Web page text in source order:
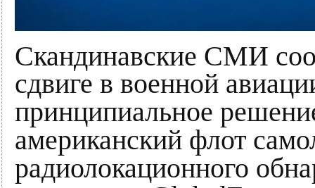
Скандинавские СМИ
сдвиге в военной
принципиальное
американский флот
радиолокационного